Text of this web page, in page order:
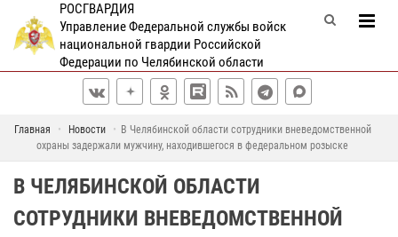
РОСГВАРДИЯ
Управление Федеральной службы войск
национальной гвардии Российской
Федерации по Челябинской области
Главная Новости
В Челябинской области сотрудники вневедомственной
охраны задержали мужчину, находившегося в федеральном розыске
В ЧЕЛЯБИНСКОЙ ОБЛАСТИ
СОТРУДНИКИ ВНЕВЕДОМСТВЕННОЙ